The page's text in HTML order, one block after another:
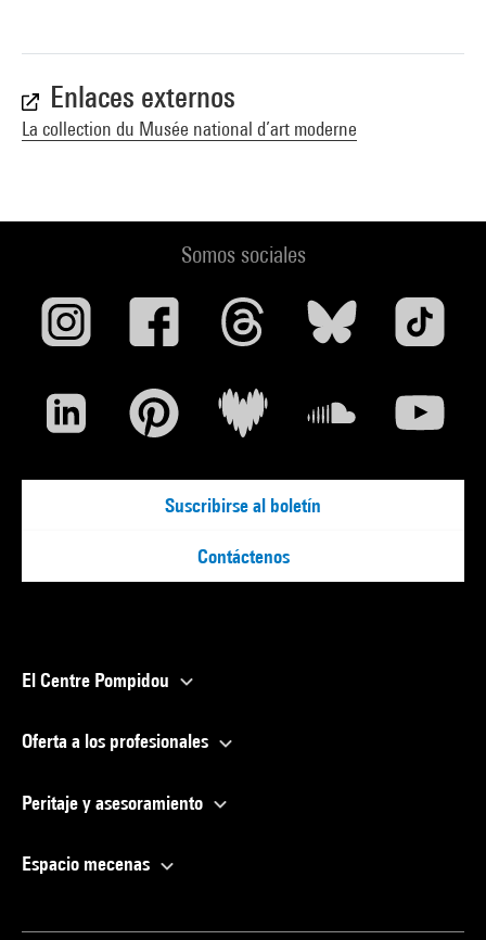
Architecture sculpture : collections Frac Centre et Centre
Pompidou : exposition présentée au musée de l''Hospice
Voir la notice sur le portail de la Bibliothèque Kandinsky
Enlaces externos
La collection du Musée national d’art moderne
Somos sociales
Suscribirse al boletín
Contáctenos
El Centre Pompidou
Oferta a los profesionales
Peritaje y asesoramiento
Espacio mecenas